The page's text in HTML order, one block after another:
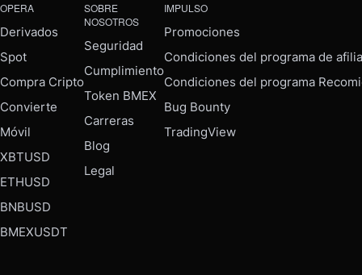
OPERA
Derivados
Spot
Compra Cripto
Convierte
Móvil
XBTUSD
ETHUSD
BNBUSD
BMEXUSDT
SOBRE
NOSOTROS
Seguridad
Cumplimiento
Token BMEX
Carreras
Blog
Legal
IMPULSO
Promociones
Condiciones del programa de
Condiciones del programa
Bug Bounty
TradingView